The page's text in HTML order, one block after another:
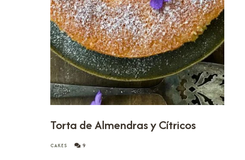
Torta de Almendras y Cítricos
CAKES 9